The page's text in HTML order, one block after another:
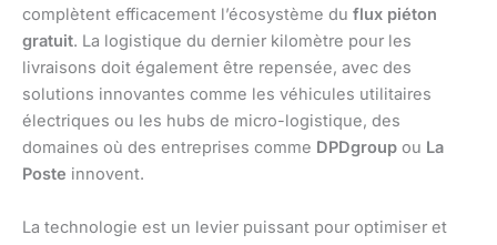
complètent efficacement l’écosystème du flux piéton
gratuit. La logistique du dernier kilomètre pour les
livraisons doit également être repensée, avec des
solutions innovantes comme les véhicules utilitaires
électriques ou les hubs de micro-logistique, des
domaines où des entreprises comme DPDgroup ou La
Poste innovent.
La technologie est un levier puissant pour optimiser et